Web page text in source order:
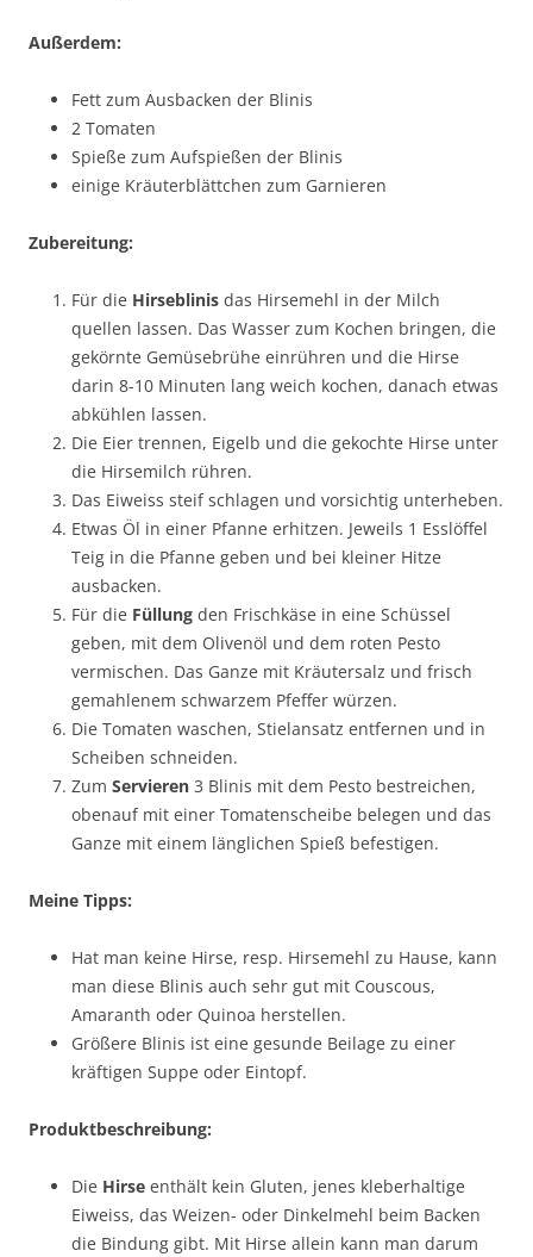
Außerdem:
Fett zum Ausbacken der Blinis
2 Tomaten
Spieße zum Aufspießen der Blinis
einige Kräuterblättchen zum Garnieren
Zubereitung:
Für die Hirseblinis das Hirsemehl in der Milch
quellen lassen. Das Wasser zum Kochen bringen, die
gekörnte Gemüsebrühe einrühren und die Hirse
darin 8-10 Minuten lang weich kochen, danach etwas
abkühlen lassen.
Die Eier trennen, Eigelb und die gekochte Hirse unter
die Hirsemilch rühren.
Das Eiweiss steif schlagen und vorsichtig unterheben.
Etwas Öl in einer Pfanne erhitzen. Jeweils 1 Esslöffel
Teig in die Pfanne geben und bei kleiner Hitze
ausbacken.
Für die Füllung den Frischkäse in eine Schüssel
geben, mit dem Olivenöl und dem roten Pesto
vermischen. Das Ganze mit Kräutersalz und frisch
gemahlenem schwarzem Pfeffer würzen.
Die Tomaten waschen, Stielansatz entfernen und in
Scheiben schneiden.
Zum Servieren 3 Blinis mit dem Pesto bestreichen,
obenauf mit einer Tomatenscheibe belegen und das
Ganze mit einem länglichen Spieß befestigen.
Meine Tipps:
Hat man keine Hirse, resp. Hirsemehl zu Hause, kann
man diese Blinis auch sehr gut mit Couscous,
Amaranth oder Quinoa herstellen.
Größere Blinis ist eine gesunde Beilage zu einer
kräftigen Suppe oder Eintopf.
Produktbeschreibung:
Die Hirse enthält kein Gluten, jenes kleberhaltige
Eiweiss, das Weizen- oder Dinkelmehl beim Backen
die Bindung gibt. Mit Hirse allein kann man darum